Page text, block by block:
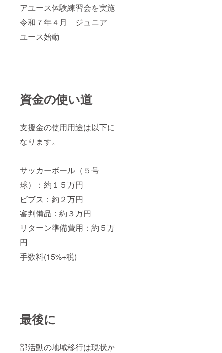
アユース体験練習会を実施
令和７年４月 ジュニア
ユース始動
資金の使い道
支援金の使用用途は以下に
なります。
サッカーボール（５号
球）：約１５万円
ビブス：約２万円
審判備品：約３万円
リターン準備費用：約５万
円
手数料(15%+税)
最後に
部活動の地域移行は現状か